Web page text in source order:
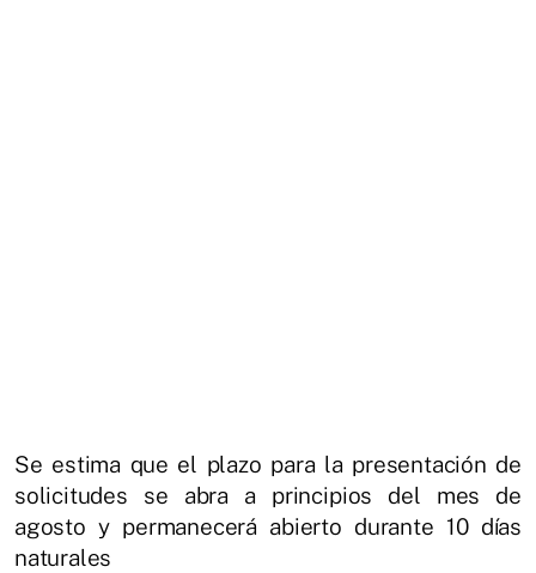
Se estima que el plazo para la presentación de
solicitudes se abra a principios del mes de
agosto y permanecerá abierto durante 10 días
naturales